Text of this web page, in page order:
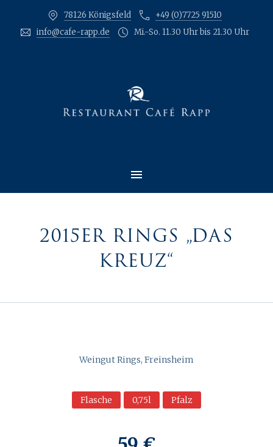
78126 Königsfeld
+49 (0)7725 91510
info@cafe-rapp.de
Mi.-So. 11.30 Uhr bis 21.30 Uhr
MAIN NAVIGATION
2015ER RINGS „DAS
KREUZ“
Weingut Rings, Freinsheim
Flasche 0,75l Pfalz